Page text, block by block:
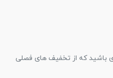
باشید که از تخفیف های فصلی